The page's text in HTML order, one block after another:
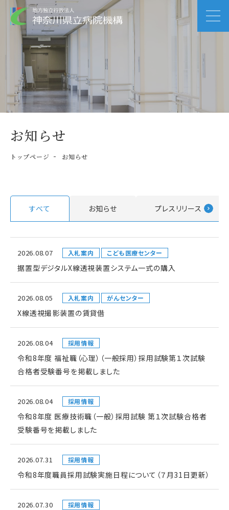
お知らせ
トップページ お知らせ
すべて お知らせ プレスリリース
2026.08.07 入札案内 こども医療センター
据置型デジタルX線透視装置システム一式の購入
2026.08.05 入札案内 がんセンター
X線透視撮影装置の賃貸借
2026.08.04 採用情報
令和8年度 福祉職（心理）（一般採用）採用試験第１次試験
合格者受験番号を掲載しました
2026.08.04 採用情報
令和8年度 医療技術職（一般）採用試験 第１次試験合格者
受験番号を掲載しました
2026.07.31 採用情報
令和8年度職員採用試験実施日程について（７月31日更新）
2026.07.30 採用情報